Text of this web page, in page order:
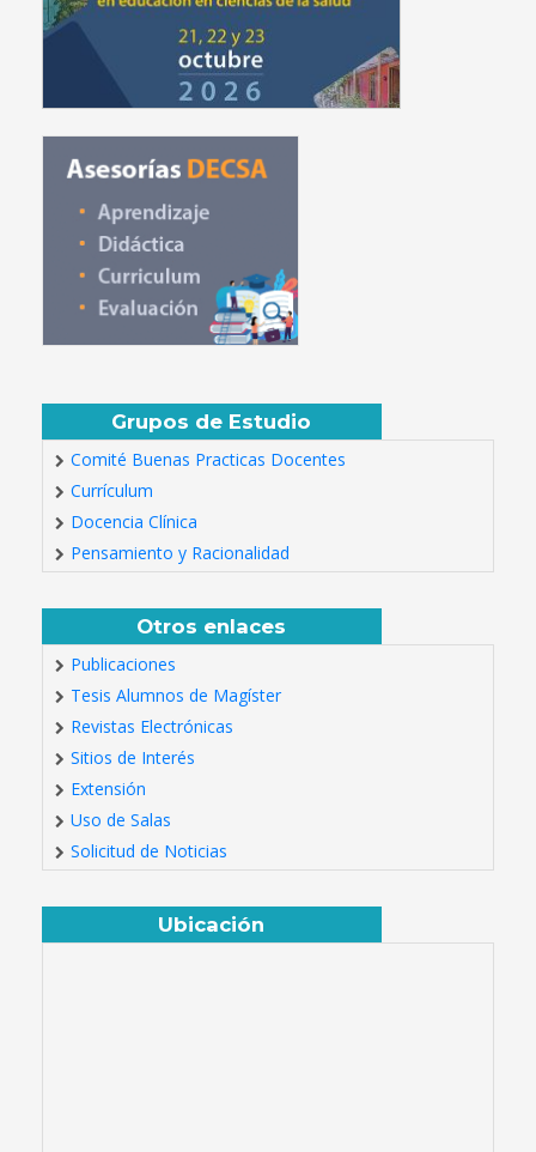
Grupos de Estudio
Comité Buenas Practicas Docentes
Currículum
Docencia Clínica
Pensamiento y Racionalidad
Otros enlaces
Publicaciones
Tesis Alumnos de Magíster
Revistas Electrónicas
Sitios de Interés
Extensión
Uso de Salas
Solicitud de Noticias
Ubicación